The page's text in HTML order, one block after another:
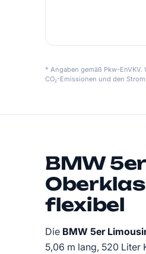
* Angaben gemäß Pkw-
CO₂-Emissionen und den
BMW
flexibel
Die BMW 5er
5,06 m lang, 520 Liter